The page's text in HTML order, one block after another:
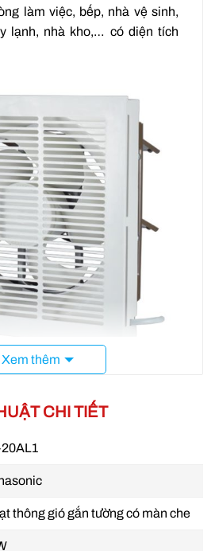
làm việc, bếp, nhà vệ sinh,
lạnh, nhà kho,… có diện tích
tường Panasonic FV-20AL1
trang bị bộ cảm biến nhiệt, tự
quá nóng. Bạc đạn được bôi
yên tgắn sử dụng, không gây
Xem thêm
CHI TIẾT
20AL1
thông gió gắn tường có màn che